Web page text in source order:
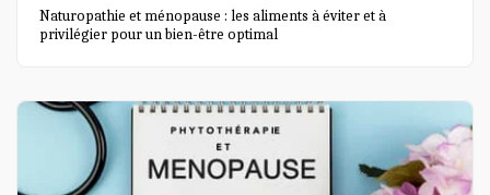
Naturopathie et ménopause : les aliments à éviter et à
privilégier pour un bien-être optimal